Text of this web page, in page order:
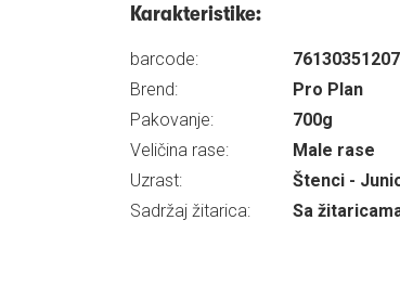
Karakteristike:
barcode:
Brend:
Pro Plan
Pakovanje:
700g
Veličina rase:
Male rase
Uzrast:
Štenci -
Sadržaj žitarica:
Sa